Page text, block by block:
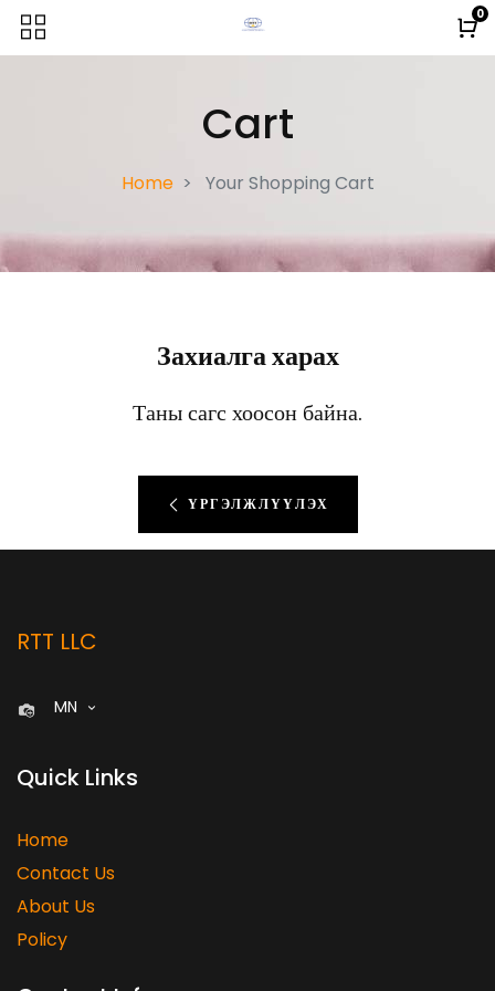
0
Cart
Home Your Shopping Cart
Захиалга харах
Таны сагс хоосон байна.
ҮРГЭЛЖЛҮҮЛЭХ
RTT LLC
MN
Quick Links
Home
Contact Us
About Us
Policy